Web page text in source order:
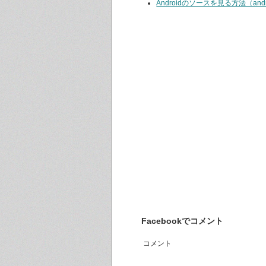
Androidのソースを見る方法（
Facebookでコメント
コメント